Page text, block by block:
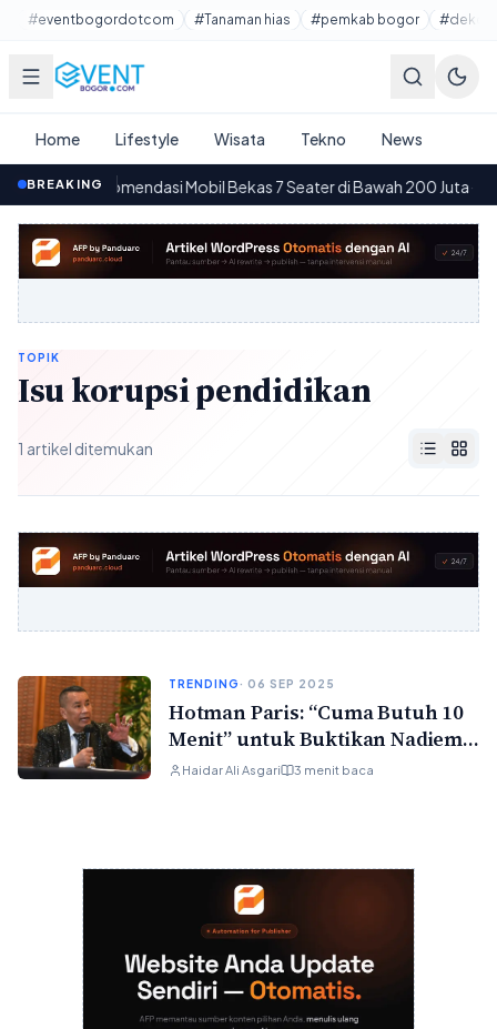
Lewati ke konten utama
#eventbogordotcom #Tanaman hias #pemkab bogor
Home Lifestyle Wisata Tekno News
BREAKING
10 Rekomendasi Mobil Bekas 7 Seater di Bawah 200 Juta·
TOPIK
Isu korupsi pendidikan
1 artikel ditemukan
TRENDING· 06 SEP 2025
Hotman Paris: “Cuma Butuh 10
Menit” untuk Buktikan Nadiem
Tak Bersalah
Haidar Ali Asgari 3 menit baca